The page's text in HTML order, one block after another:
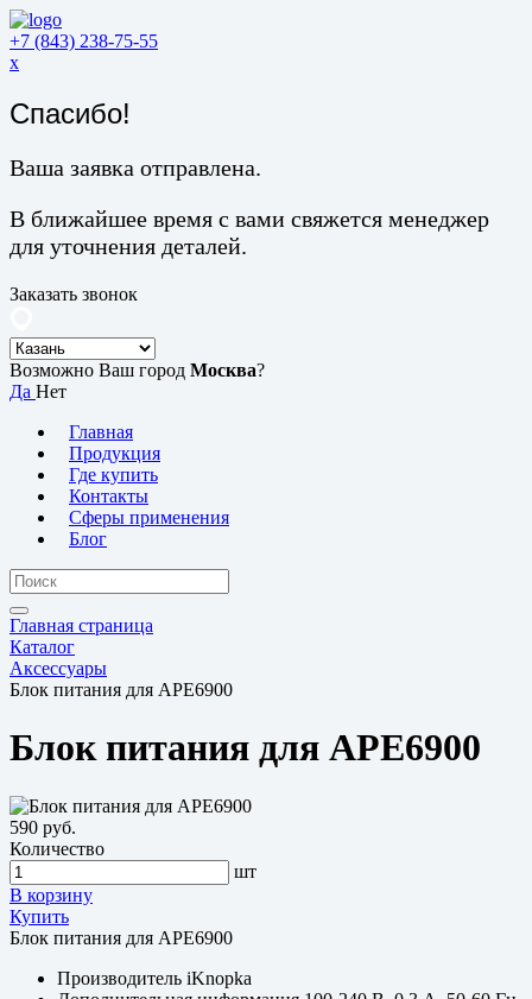
+7 (843) 238-75-55
x
Спасибо!
Ваша заявка отправлена.
В ближайшее время с вами свяжется менеджер
для уточнения деталей.
Заказать звонок
Возможно Ваш город Москва?
Да Нет
Главная
Продукция
Где купить
Контакты
Сферы применения
Блог
Главная страница
Каталог
Аксессуары
Блок питания для APE6900
Блок питания для APE6900
590 руб.
Количество
шт
В корзину
Купить
Блок питания для APE6900
Производитель iKnopka